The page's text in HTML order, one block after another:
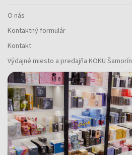
O nás
Kontaktný formulár
Kontakt
Výdajné miesto a predajňa KOKU Šamorín